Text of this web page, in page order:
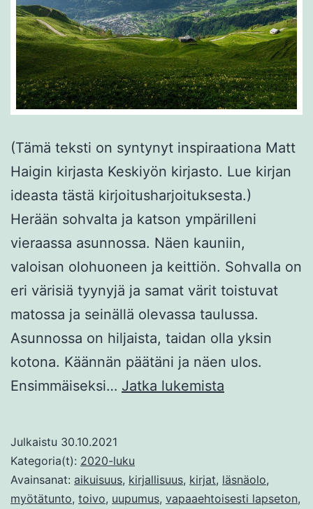
(Tämä teksti on syntynyt inspiraationa Matt
Haigin kirjasta Keskiyön kirjasto. Lue kirjan
ideasta tästä kirjoitusharjoituksesta.)
Herään sohvalta ja katson ympärilleni
vieraassa asunnossa. Näen kauniin,
valoisan olohuoneen ja keittiön. Sohvalla on
eri värisiä tyynyjä ja samat värit toistuvat
matossa ja seinällä olevassa taulussa.
Asunnossa on hiljaista, taidan olla yksin
kotona. Käännän päätäni ja näen ulos.
Ensimmäiseksi… Jatka lukemista
Julkaistu 30.10.2021
Kategoria(t): 2020-luku
Avainsanat: aikuisuus, kirjallisuus, kirjat, läsnäolo,
myötätunto, toivo, uupumus, vapaaehtoisesti lapseton,